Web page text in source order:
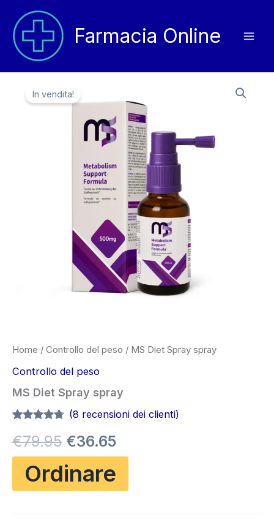
contenuto
Farmacia Online
In vendita!
Home / Controllo del peso / MS Diet Spray spray
Controllo del peso
MS Diet Spray spray
4.57su 5
su base
di
recensioni
(8 recensioni dei clienti)
€79.95 Il
prezzo
originale
€36.65
attuale
Ordinare